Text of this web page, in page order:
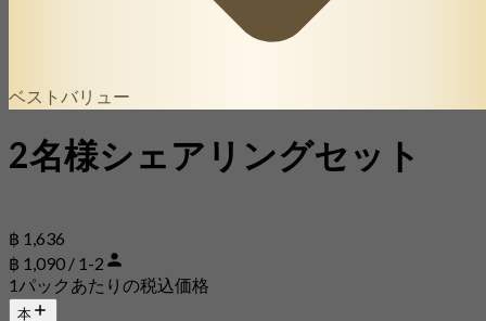
ベストバリュー
2名様シェアリングセット
฿ 1,636
฿ 1,090 / 1-2
1パックあたりの税込価格
本